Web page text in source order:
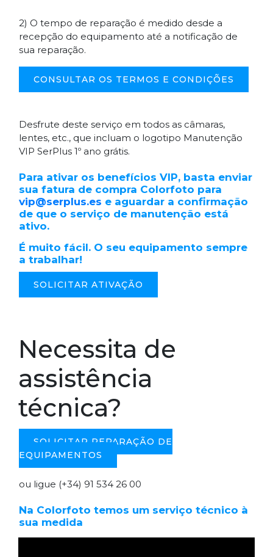
2) O tempo de reparação é medido desde a
recepção do equipamento até a notificação de
sua reparação.
CONSULTAR OS TERMOS E CONDIÇÕES
Desfrute deste serviço em todos as câmaras,
lentes, etc., que incluam o logotipo Manutenção
VIP SerPlus 1º ano grátis.
Para ativar os benefícios VIP, basta enviar
sua fatura de compra Colorfoto para
vip@serplus.es e aguardar a confirmação
de que o serviço de manutenção está
ativo.
É muito fácil. O seu equipamento sempre
a trabalhar!
SOLICITAR ATIVAÇÃO
Necessita de
assistência
técnica?
SOLICITAR REPARAÇÃO DE
EQUIPAMENTOS
ou ligue (+34) 91 534 26 00
Na Colorfoto temos um serviço técnico à
sua medida